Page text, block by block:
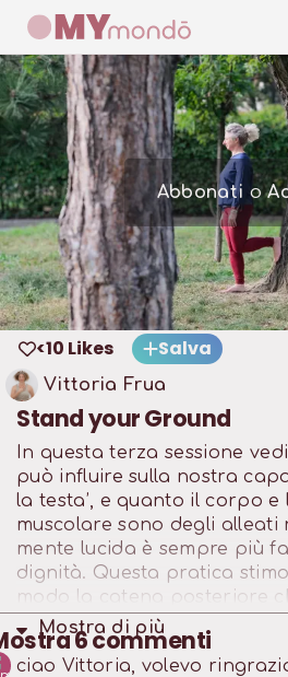
Abbonati o
<10 Likes Salva
Vittoria Frua
Stand your Ground
In questa terza sessione
può influire sulla nostra
la testa’, e quanto il corpo e
muscolare sono degli alleati
mente lucida è sempre più
dignità. Questa pratica
modo la catena posteriore
letteralmente a tenere la
Mostra di più
6commenti
ciao Vittoria, volevo